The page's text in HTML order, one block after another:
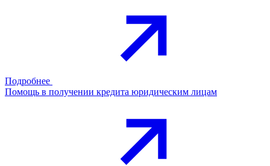
Подробнее
Помощь в получении кредита юридическим лицам